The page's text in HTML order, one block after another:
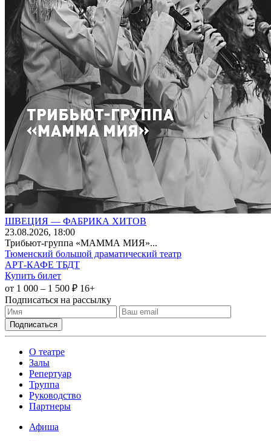
ШВЕЦИЯ — ФАБРИКА ХИТОВ
23.08.2026, 18:00
Трибьют-группа «МАММА МИЯ»...
Тюменский большой драматический театр
АРТ-КАФЕ ТБДТ
Купить билет
от 1 000 – 1 500 ₽ 16+
Подписаться на рассылку
О театре
Залы
Репертуар
Труппа
Руководство
Партнеры
Афиша